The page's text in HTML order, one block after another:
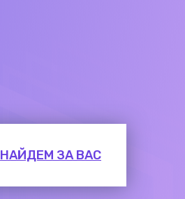
НАЙДЕМ ЗА ВАС